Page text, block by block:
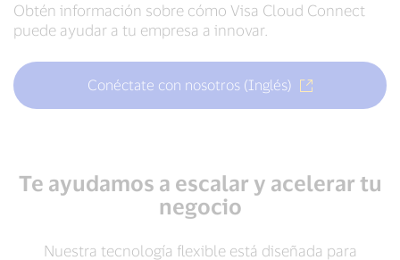
Obtén información sobre cómo Visa Cloud Connect
puede ayudar a tu empresa a innovar.
Conéctate con nosotros (Inglés)
Te ayudamos a escalar y acelerar tu
negocio
Nuestra tecnología flexible está diseñada para